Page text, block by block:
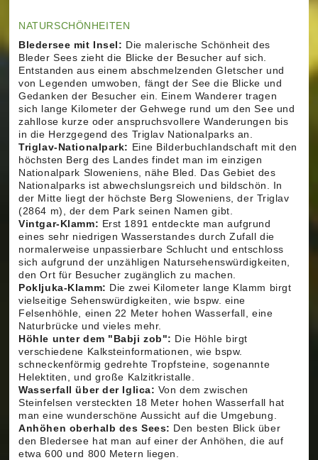
NATURSCHÖNHEITEN
Bledersee mit Insel: Die malerische Schönheit des
Bleder Sees zieht die Blicke der Besucher auf sich.
Entstanden aus einem abschmelzenden Gletscher und
von Legenden umwoben, fängt der See die Blicke und
Gedanken der Besucher ein. Einem Wanderer tragen
sich lange Kilometer der Gehwege rund um den See und
zahllose kurze oder anspruchsvollere Wanderungen bis
in die Herzgegend des Triglav Nationalparks an.
Triglav-Nationalpark: Eine Bilderbuchlandschaft mit den
höchsten Berg des Landes findet man im einzigen
Nationalpark Sloweniens, nähe Bled. Das Gebiet des
Nationalparks ist abwechslungsreich und bildschön. In
der Mitte liegt der höchste Berg Sloweniens, der Triglav
(2864 m), der dem Park seinen Namen gibt.
Vintgar-Klamm: Erst 1891 entdeckte man aufgrund
eines sehr niedrigen Wasserstandes durch Zufall die
normalerweise unpassierbare Schlucht und entschloss
sich aufgrund der unzähligen Natursehenswürdigkeiten,
den Ort für Besucher zugänglich zu machen.
Pokljuka-Klamm: Die zwei Kilometer lange Klamm birgt
vielseitige Sehenswürdigkeiten, wie bspw. eine
Felsenhöhle, einen 22 Meter hohen Wasserfall, eine
Naturbrücke und vieles mehr.
Höhle unter dem "Babji zob": Die Höhle birgt
verschiedene Kalksteinformationen, wie bspw.
schneckenförmig gedrehte Tropfsteine, sogenannte
Helektiten, und große Kalzitkristalle.
Wasserfall über der Iglica: Von dem zwischen
Steinfelsen versteckten 18 Meter hohen Wasserfall hat
man eine wunderschöne Aussicht auf die Umgebung.
Anhöhen oberhalb des Sees: Den besten Blick über
den Bledersee hat man auf einer der Anhöhen, die auf
etwa 600 und 800 Metern liegen.